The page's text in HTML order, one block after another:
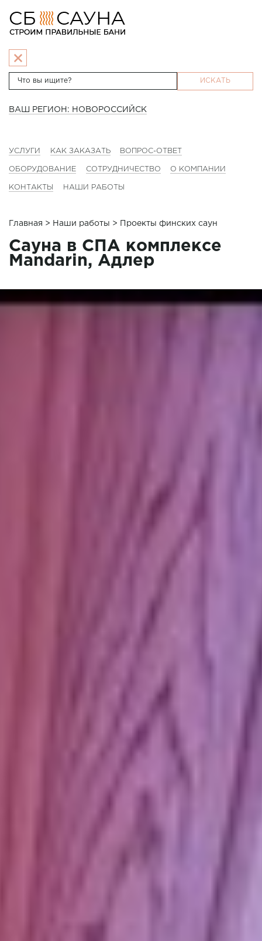
ИСКАТЬ
ВАШ РЕГИОН: НОВОРОССИЙСК
УСЛУГИ КАК ЗАКАЗАТЬ ВОПРОС-ОТВЕТ
ОБОРУДОВАНИЕ СОТРУДНИЧЕСТВО О КОМПАНИИ
КОНТАКТЫ НАШИ РАБОТЫ
Главная > Наши работы > Проекты финских саун
Сауна в СПА комплексе
Mandarin, Адлер